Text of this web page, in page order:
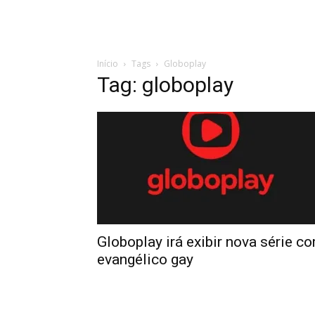
Início Tags Globoplay
Tag: globoplay
Globoplay irá exibir nova série
evangélico gay